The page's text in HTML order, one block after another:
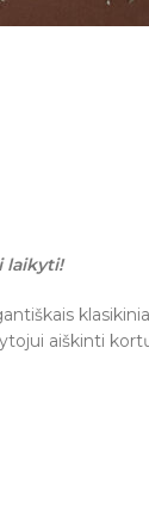
laikyti!
aiškinti